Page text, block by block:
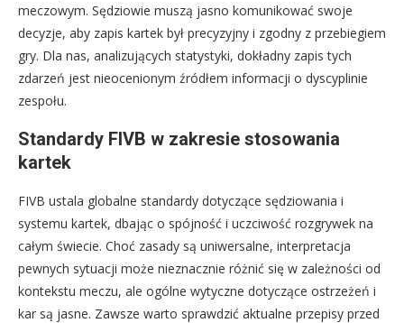
meczowym. Sędziowie muszą jasno komunikować swoje
decyzje, aby zapis kartek był precyzyjny i zgodny z przebiegiem
gry. Dla nas, analizujących statystyki, dokładny zapis tych
zdarzeń jest nieocenionym źródłem informacji o dyscyplinie
zespołu.
Standardy FIVB w zakresie stosowania
kartek
FIVB ustala globalne standardy dotyczące sędziowania i
systemu kartek, dbając o spójność i uczciwość rozgrywek na
całym świecie. Choć zasady są uniwersalne, interpretacja
pewnych sytuacji może nieznacznie różnić się w zależności od
kontekstu meczu, ale ogólne wytyczne dotyczące ostrzeżeń i
kar są jasne. Zawsze warto sprawdzić aktualne przepisy przed